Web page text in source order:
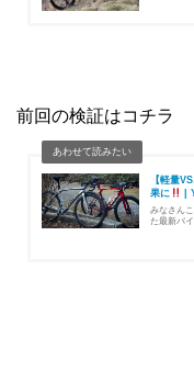
前回の検証はコチラ
【軽量
果に
|
みなさん
た最新バ